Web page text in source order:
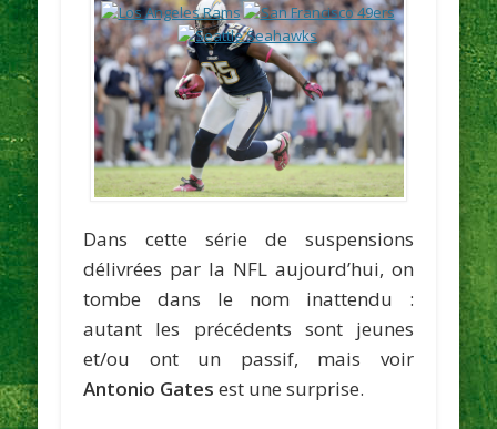
Dans cette série de suspensions
délivrées par la NFL aujourd’hui, on
tombe dans le nom inattendu :
autant les précédents sont jeunes
et/ou ont un passif, mais voir
Antonio Gates est une surprise.